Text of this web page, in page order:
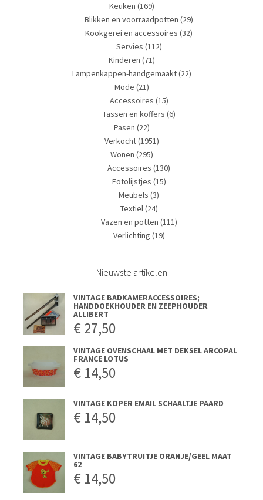
Keuken (169)
Blikken en voorraadpotten (29)
Kookgerei en accessoires (32)
Servies (112)
Kinderen (71)
Lampenkappen-handgemaakt(22)
Mode (21)
Accessoires (15)
Tassen en koffers (6)
Pasen (22)
Verkocht(1951)
Wonen (295)
Accessoires (130)
Fotolijstjes (15)
Meubels (3)
Textiel(24)
Vazen en potten (111)
Verlichting (19)
Nieuwste artikelen
VINTAGE BADKAMERACCESSOIRES;
HANDDOEKHOUDER EN ZEEPHOUDER
ALLIBERT
€27,50
VINTAGE OVENSCHAAL MET DEKSEL ARCOPAL
FRANCE LOTUS
€ 14,50
VINTAGE KOPER EMAIL SCHAALTJE PAARD
€ 14,50
VINTAGE BABYTRUITJE ORANJE/GEEL MAAT
62
€ 14,50